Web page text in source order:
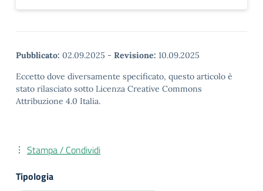
Pubblicato: 02.09.2025 - Revisione: 10.09.2025
Eccetto dove diversamente specificato, questo articolo è
stato rilasciato sotto Licenza Creative Commons
Attribuzione 4.0 Italia.
Stampa / Condividi
Tipologia